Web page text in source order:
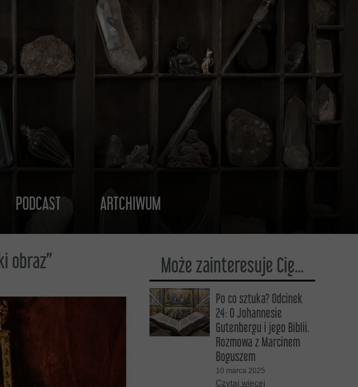
PODCAST ARTCHIWUM
obraz”
Po co sztuka? Odcinek
24: O Johannesie
Gutenbergu i jego Biblii.
Rozmowa z Marcinem
Boguszem
10 marca 2025
Czytaj więcej
Może zainteresuje Cię...